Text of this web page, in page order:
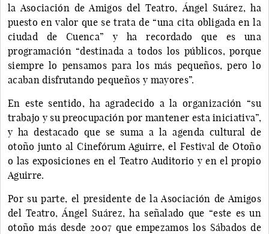
la Asociación de Amigos del Teatro, Ángel Suárez, ha
puesto en valor que se trata de “una cita obligada en la
ciudad de Cuenca” y ha recordado que es una
programación “destinada a todos los públicos, porque
siempre lo pensamos para los más pequeños, pero lo
acaban disfrutando pequeños y mayores”.
En este sentido, ha agradecido a la organización “su
trabajo y su preocupación por mantener esta iniciativa”,
y ha destacado que se suma a la agenda cultural de
otoño junto al Cinefórum Aguirre, el Festival de Otoño
o las exposiciones en el Teatro Auditorio y en el propio
Aguirre.
Por su parte, el presidente de la Asociación de Amigos
del Teatro, Ángel Suárez, ha señalado que “este es un
otoño más desde 2007 que empezamos los Sábados de